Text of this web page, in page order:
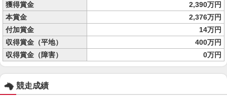
獲得賞金
2,390万円
本賞金
2,376万円
付加賞金
14万円
収得賞金（平地）
400万円
収得賞金（障害）
0万円
競走成績